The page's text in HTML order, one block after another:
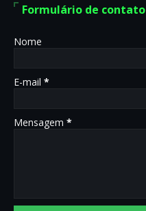
Formulário de contato
Nome
E-mail *
Mensagem *